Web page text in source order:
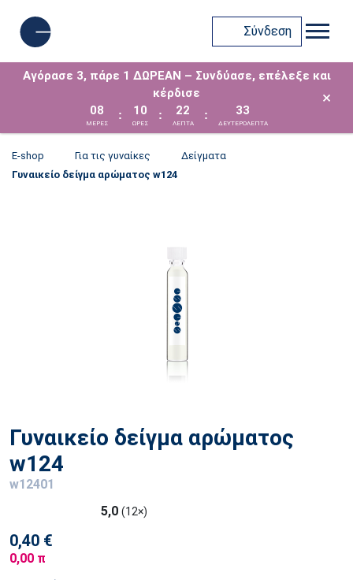
Σύνδεση
Αγόρασε 3, πάρε 1 ΔΩΡΕΑΝ – Συνδύασε, επέλεξε και
κέρδισε
08
ΜΈΡΕΣ
: 10
ΩΡΕΣ
: 22
ΛΕΠΤΑ
: 33
ΔΕΥΤΕΡΟΛΕΠΤΑ
×
E-shop Για τις γυναίκες
Δείγματα
Γυναικείο δείγμα αρώματος w124
Γυναικείο δείγμα αρώματος
w124
w12401
5,0 (12×)
0,40 €
0,00 π